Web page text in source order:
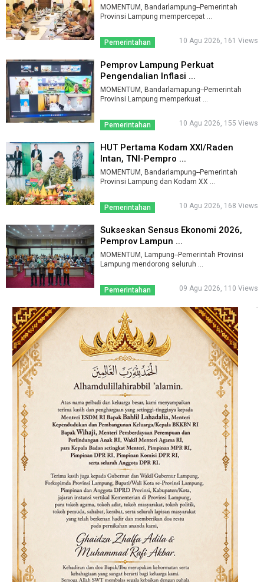
MOMENTUM, Bandarlampung--Pemerintah
Provinsi Lampung mempercepat ...
Pemerintahan 10 Agu 2026, 161 Views
Pemprov Lampung Perkuat
Pengendalian Inflasi ...
MOMENTUM, Bandarlamapung--Pemerintah
Provinsi Lampung memperkuat ...
Pemerintahan 10 Agu 2026, 155 Views
HUT Pertama Kodam XXI/Raden
Intan, TNI-Pempro ...
MOMENTUM, Bandarlampung--Pemerintah
Provinsi Lampung dan Kodam XX ...
Pemerintahan 10 Agu 2026, 168 Views
Sukseskan Sensus Ekonomi 2026,
Pemprov Lampun ...
MOMENTUM, Lampung--Pemerintah Provinsi
Lampung mendorong seluruh ...
Pemerintahan 09 Agu 2026, 110 Views